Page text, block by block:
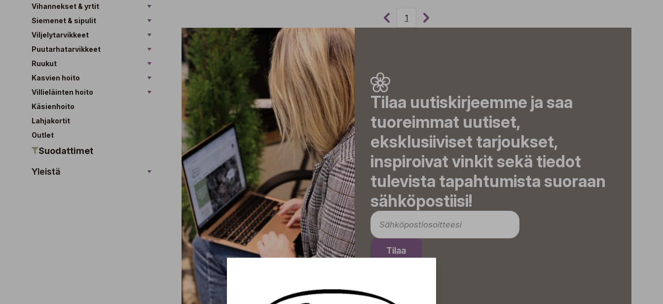
Vihannekset & yrtit
Siemenet & sipulit
Viljelytarvikkeet
Puutarhatarvikkeet
Ruukut
Kasvien hoito
Villieläinten hoito
Käsienhoito
Lahjakortit
Outlet
Suodattimet
Yleistä
1
Tilaa uutiskirjeemme ja saa
tuoreimmat uutiset,
eksklusiiviset tarjoukset,
inspiroivat vinkit sekä tiedot
tulevista tapahtumista suoraan
sähköpostiisi!
Tilaa